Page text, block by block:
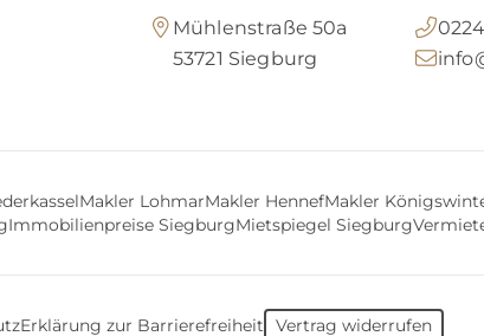
Mühlenstraße 50a
53721 Siegburg
Makler LohmarMakler HennefMakler
Immobilienpreise SiegburgMietspiegel Siegburg
Erklärung zur Barrierefreiheit Vertrag widerrufen